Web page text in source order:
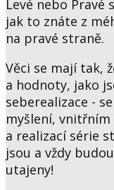
Levé nebo
jak to znáte z
na pravé straně.
Věci se mají tak,
a hodnoty, jako
seberealizace -
myšlení,
a realizací série
jsou a vždy
utajeny!